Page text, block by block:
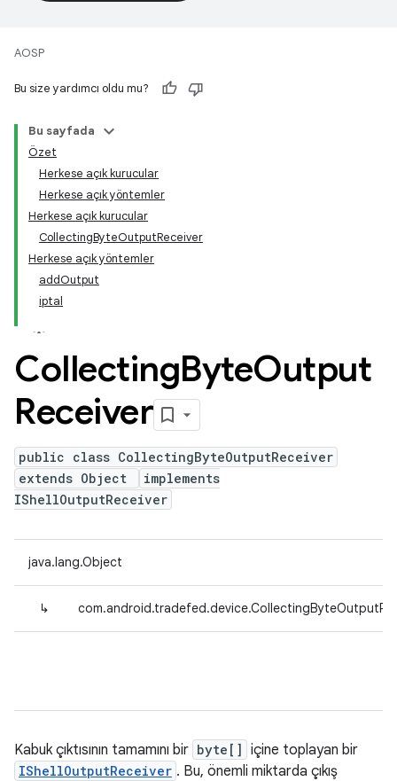
AOSP
Bu size yardımcı oldu mu?
Bu sayfada
Özet
Herkese açık kurucular
Herkese açık yöntemler
Herkese açık kurucular
CollectingByteOutputReceiver
Herkese açık yöntemler
addOutput
iptal
CollectingByteOutput
Receiver
public class CollectingByteOutputReceiver
extends Object
implements
IShellOutputReceiver
java.lang.Object
↳
Kabuk çıktısının tamamını bir byte[] içine toplayan bir
IShellOutputReceiver . Bu, önemli miktarda çıkış